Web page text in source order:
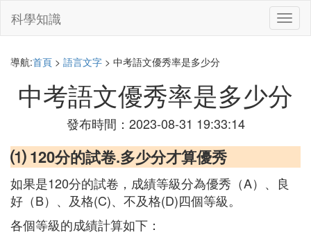
切
換
科學知識
導航:首頁 > 語言文字 > 中考語文優秀率是多少分
中考語文優秀率是多少分
發布時間：2023-08-31 19:33:14
⑴ 120分的試卷.多少分才算優秀
如果是120分的試卷，成績等級分為優秀（A）、良
好（B）、及格(C)、不及格(D)四個等級。
各個等級的成績計算如下：